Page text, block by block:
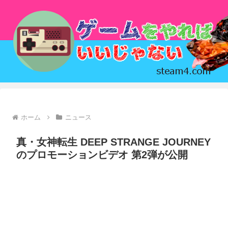
ホーム ニュース
真・女神転生 DEEP STRANGE JOURNEY
のプロモーションビデオ 第2弾が公開